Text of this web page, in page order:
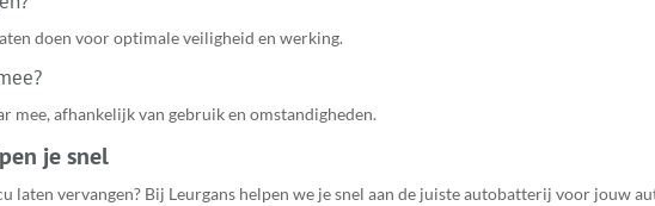
doen voor optimale veiligheid en werking.
mee, afhankelijk van gebruik en omstandigheden.
je snel
laten vervangen? Bij Leurgans helpen we je snel aan de juiste autobatterij voor jouw